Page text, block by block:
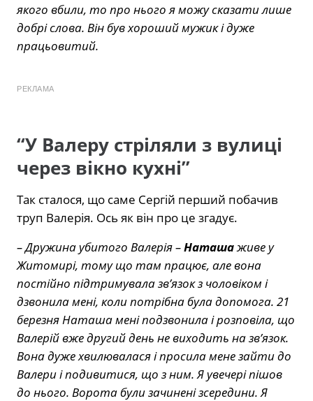
якого вбили, то про нього я можу сказати лише
добрі слова. Він був хороший мужик і дуже
працьовитий.
РЕКЛАМА
“У Валеру стріляли з вулиці
через вікно кухні”
Так сталося, що саме Сергій перший побачив
труп Валерія. Ось як він про це згадує.
– Дружина убитого Валерія –Наташаживе у
Житомирі, тому що там працює, але вона
постійно підтримувала зв’язок з чоловіком і
дзвонила мені, коли потрібна була допомога. 21
березня Наташа мені подзвонила і розповіла, що
Валерій вже другий день не виходить на зв’язок.
Вона дуже хвилювалася і просила мене зайти до
Валери і подивитися, що з ним. Я увечері пішов
до нього. Ворота були зачинені зсередини. Я